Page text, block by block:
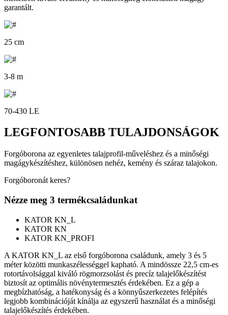
garantált.
25 cm
3-8 m
70-430 LE
LEGFONTOSABB TULAJDONSÁGOK
Forgóborona az egyenletes talajprofil-műveléshez és a minőségi
magágykészítéshez, különösen nehéz, kemény és száraz talajokon.
Forgóboronát keres?
Nézze meg 3 termékcsaládunkat
KATOR KN_L
KATOR KN
KATOR KN_PROFI
A KATOR KN_L az első forgóborona családunk, amely 3 és 5
méter közötti munkaszélességgel kapható. A mindössze 22,5 cm-es
rotortávolsággal kiváló rögmorzsolást és precíz talajelőkészítést
biztosít az optimális növénytermesztés érdekében. Ez a gép a
megbízhatóság, a hatékonyság és a könnyűszerkezetes felépítés
legjobb kombinációját kínálja az egyszerű használat és a minőségi
talajelőkészítés érdekében.